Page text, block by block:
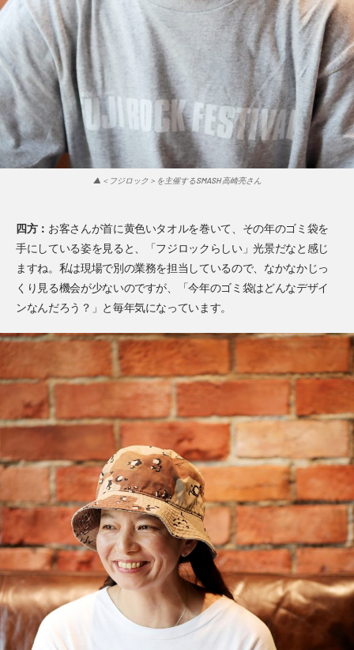
▲＜フジロック＞を主催するSMASH 高崎亮さん
四方： お客さんが首に黄色いタオルを巻いて、その年のゴミ袋を
手にしている姿を見ると、「フジロックらしい」光景だなと感じ
ますね。私は現場で別の業務を担当しているので、なかなかじっ
くり見る機会が少ないのですが、「今年のゴミ袋はどんなデザイ
ンなんだろう？」と毎年気になっています。